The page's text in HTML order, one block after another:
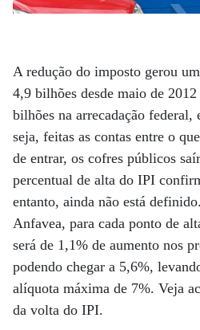
A redução do imposto gerou
4,9 bilhões desde maio de
bilhões na arrecadação
seja, feitas as contas entre o
de entrar, os cofres públicos
percentual de alta do IPI
entanto, ainda não está
Anfavea, para cada ponto de
será de 1,1% de aumento nos
podendo chegar a 5,6%,
alíquota máxima de 7%. Veja
da volta do IPI.